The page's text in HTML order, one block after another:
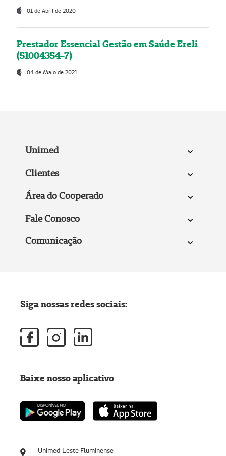
01 de Abril de 2020
Prestador Essencial Gestão em Saúde Ereli
(51004354-7)
04 de Maio de 2021
Unimed
Clientes
Área do Cooperado
Fale Conosco
Comunicação
Unimed Leste Fluminense
Siga nossas redes sociais:
Baixe nosso aplicativo